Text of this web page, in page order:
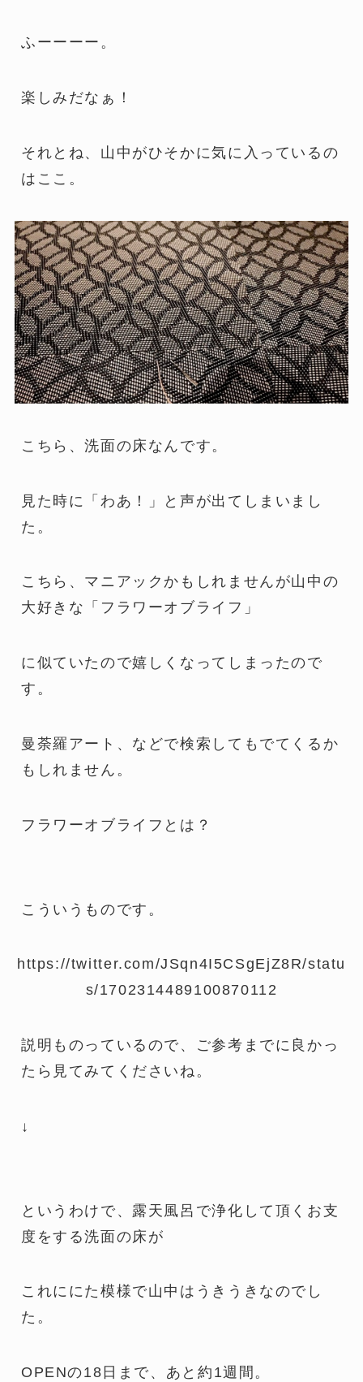
ふーーーー。
楽しみだなぁ！
それとね、山中がひそかに気に入っているの
はここ。
こちら、洗面の床なんです。
見た時に「わあ！」と声が出てしまいまし
た。
こちら、マニアックかもしれませんが山中の
大好きな「フラワーオブライフ」
に似ていたので嬉しくなってしまったので
す。
曼荼羅アート、などで検索してもでてくるか
もしれません。
フラワーオブライフとは？
こういうものです。
https://twitter.com/JSqn4I5CSgEjZ8R/statu
s/1702314489100870112
説明ものっているので、ご参考までに良かっ
たら見てみてくださいね。
↓
というわけで、露天風呂で浄化して頂くお支
度をする洗面の床が
これににた模様で山中はうきうきなのでし
た。
OPENの18日まで、あと約1週間。